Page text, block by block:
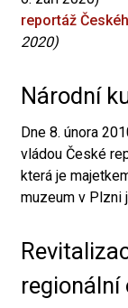
reportáž
2020)
Národní
Dne 8. února
vládou České
která je
muzeum v Plzni
regionální